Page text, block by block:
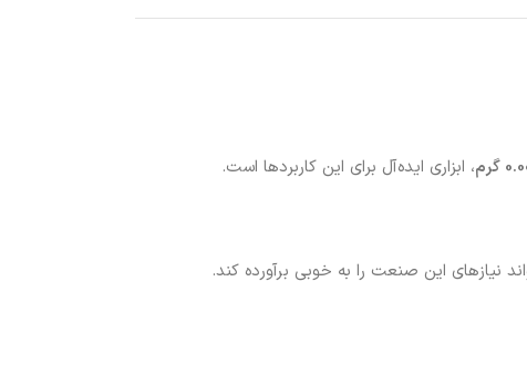
گرم ، ابزاری ایده‌آل برای این کاربردها است.
نیازهای این صنعت را به خوبی برآورده کند.